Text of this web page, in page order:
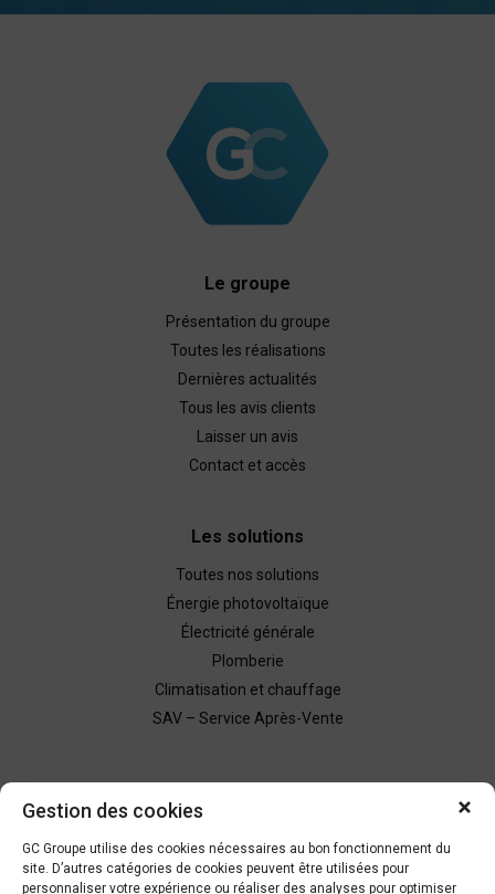
Gestion des cookies
GC Groupe utilise des cookies nécessaires au bon fonctionnement du
site. D’autres catégories de cookies peuvent être utilisées pour
personnaliser votre expérience ou réaliser des analyses pour optimiser
Le groupe
Présentation du groupe
Toutes les réalisations
Dernières actualités
Tous les avis clients
Laisser un avis
Contact et accès
Les solutions
Toutes nos solutions
Énergie photovoltaïque
Électricité générale
Plomberie
Climatisation et chauffage
SAV – Service Après-Vente
Demande de devis